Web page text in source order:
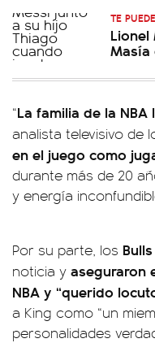
TE
Lionel
Masía
“La familia de la
analista televisivo de
en el juego como
durante más de 20
y energía
Por su parte, los Bulls
noticia y aseguraron
NBA y “querido
a King como “un
personalidades